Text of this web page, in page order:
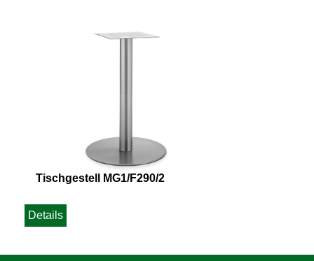
Tischgestell MG1/F290/2
Details